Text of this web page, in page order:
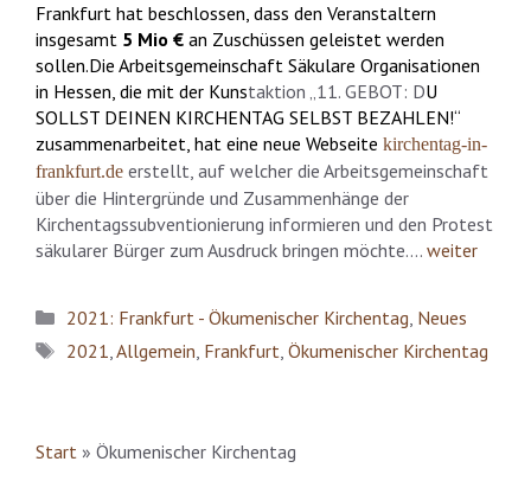
Frankfurt hat beschlossen, dass den Veranstaltern
insgesamt 5 Mio € an Zuschüssen geleistet werden
sollen.Die Arbeitsgemeinschaft Säkulare Organisationen
in Hessen, die mit der Kunstaktion „11. GEBOT: DU
SOLLST DEINEN KIRCHENTAG SELBST BEZAHLEN!“
zusammenarbeitet, hat eine neue Webseite kirchentag-in-
frankfurt.de erstellt, auf welcher die Arbeitsgemeinschaft
über die Hintergründe und Zusammenhänge der
Kirchentagssubventionierung informieren und den Protest
säkularer Bürger zum Ausdruck bringen möchte…. weiter
Kategorien
2021: Frankfurt - Ökumenischer Kirchentag, Neues
Schlagwörter
2021,Allgemein, Frankfurt, Ökumenischer Kirchentag
Start » Ökumenischer Kirchentag